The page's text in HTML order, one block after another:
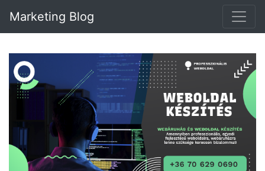
Marketing Blog